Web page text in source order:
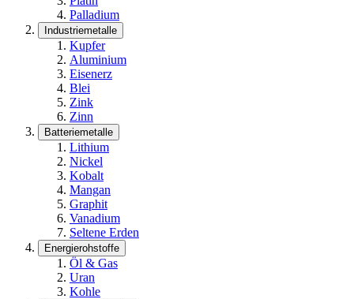
Palladium
Industriemetalle
Kupfer
Aluminium
Eisenerz
Blei
Zink
Zinn
Batteriemetalle
Lithium
Nickel
Kobalt
Mangan
Graphit
Vanadium
Seltene Erden
Energierohstoffe
Öl & Gas
Uran
Kohle